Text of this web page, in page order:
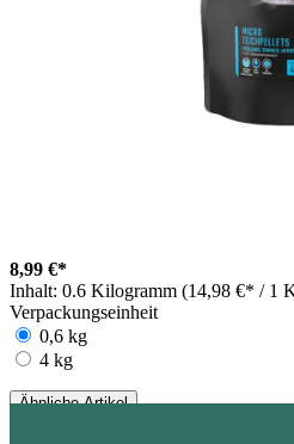
8,99 €*
Inhalt: 0.6 Kilogramm (14,98 €* / 1
Verpackungseinheit
0,6 kg
4 kg
Ähnliche Artikel